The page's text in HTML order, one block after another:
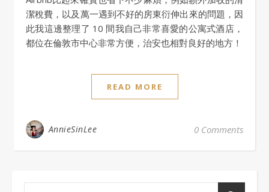
潔稅費，以及萬一遇到不好的房東衍伸出來的問題，因
此我這邊整理了 10 間我自己非常喜愛的公寓式酒店，
都位在倫敦市中心非常方便，治安也相對良好的地方！
READ MORE
AnnieSinLee 0 Comments